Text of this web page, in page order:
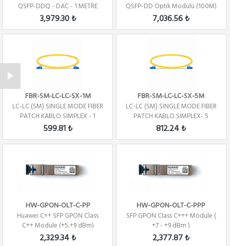
QSFP-DDQ - DAC - 1 METRE
3,979.30 ₺
QSFP-DD Optik Modülü (100M)
7,036.56 ₺
FBR-SM-LC-LC-SX-1M
LC-LC (SM) SINGLE MODE FIBER
PATCH KABLO SIMPLEX - 1
METRE
599.81 ₺
FBR-SM-LC-LC-SX-5M
LC-LC (SM) SINGLE MODE FIBER
PATCH KABLO SIMPLEX- 5
METRE
812.24 ₺
HW-GPON-OLT-C-PP
Huawei C++ SFP GPON Class
C++ Module (+5,+9 dBm)
2,329.34 ₺
HW-GPON-OLT-C-PPP
SFP GPON Class C+++ Module (
+7 - +9 dBm )
2,377.87 ₺